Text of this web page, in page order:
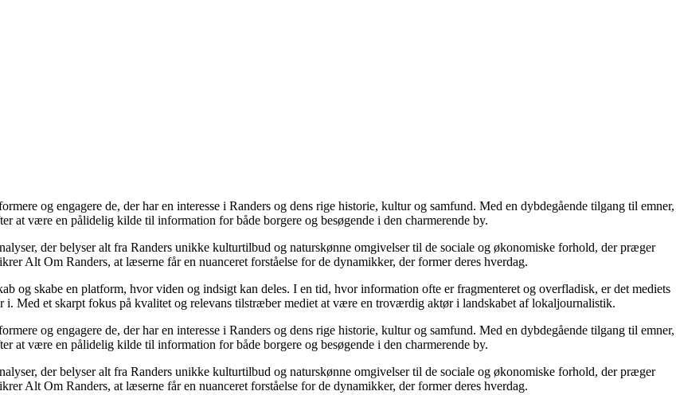
og engagere de, der har en interesse i Randers og dens rige historie, kultur og samfund. Med en dybdegående tilgang til emner,
at være en pålidelig kilde til information for både borgere og besøgende i den charmerende by.
der belyser alt fra Randers unikke kulturtilbud og naturskønne omgivelser til de sociale og økonomiske forhold, der præger
Alt Om Randers, at læserne får en nuanceret forståelse for de dynamikker, der former deres hverdag.
og skabe en platform, hvor viden og indsigt kan deles. I en tid, hvor information ofte er fragmenteret og overfladisk, er det mediets
i. Med et skarpt fokus på kvalitet og relevans tilstræber mediet at være en troværdig aktør i landskabet af lokaljournalistik.
og engagere de, der har en interesse i Randers og dens rige historie, kultur og samfund. Med en dybdegående tilgang til emner,
at være en pålidelig kilde til information for både borgere og besøgende i den charmerende by.
der belyser alt fra Randers unikke kulturtilbud og naturskønne omgivelser til de sociale og økonomiske forhold, der præger
Alt Om Randers, at læserne får en nuanceret forståelse for de dynamikker, der former deres hverdag.